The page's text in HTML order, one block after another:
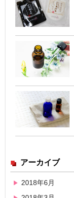
アーカイブ
2018年6月